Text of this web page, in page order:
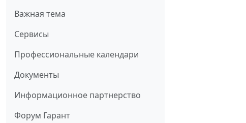
Важная тема
Сервисы
Профессиональные календари
Документы
Информационное партнерство
Форум Гарант